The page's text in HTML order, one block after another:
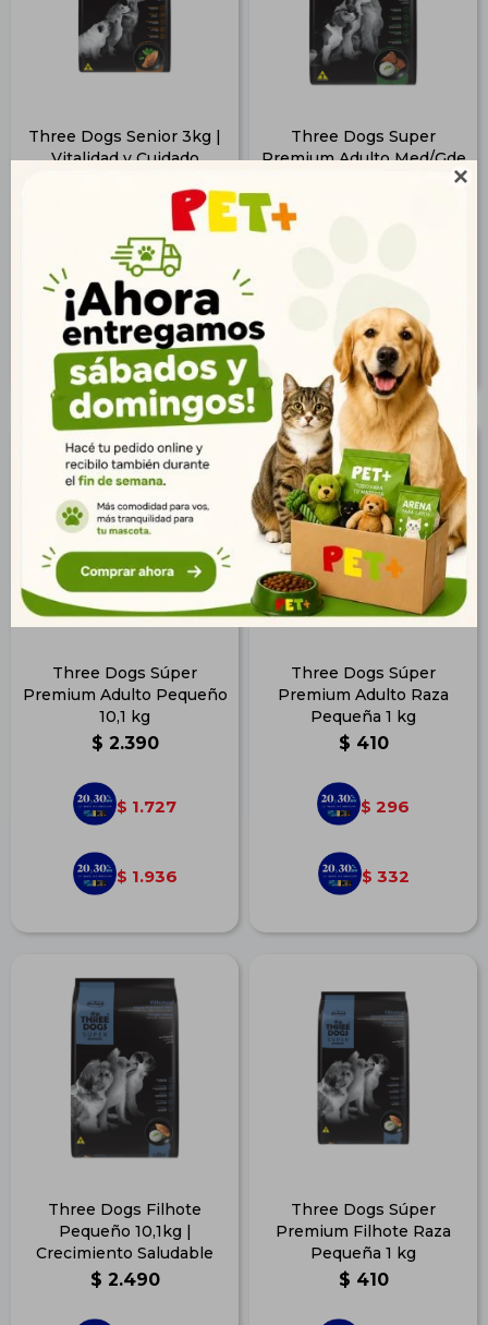

Three Dogs Senior 3kg |
Vitalidad y Cuidado
$ 679
$ 761
Three Dogs Super
Premium Adulto Med/Gde
$ 2.665
Three Dogs Súper
Premium Adulto Pequeño
10,1 kg
$ 2.390
$ 1.727
$ 1.936
Three Dogs Súper
Premium Adulto Raza
Pequeña 1 kg
$ 410
$ 296
$ 332
Three Dogs Filhote
Pequeño 10,1kg |
Crecimiento Saludable
$ 2.490
Three Dogs Súper
Premium Filhote Raza
Pequeña 1 kg
$ 410